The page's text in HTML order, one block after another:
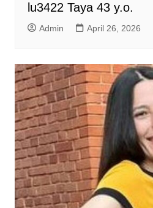
lu3422 Taya 43 y.o.
Admin April 26, 2026